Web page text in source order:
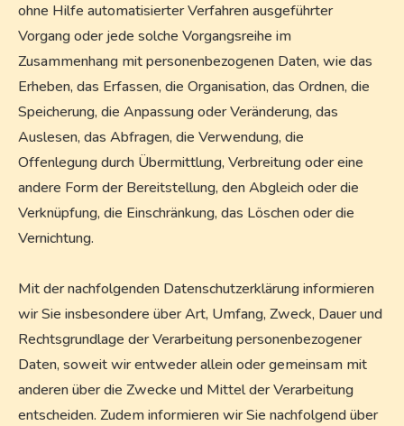
ohne Hilfe automatisierter Verfahren ausgeführter
Vorgang oder jede solche Vorgangsreihe im
Zusammenhang mit personenbezogenen Daten, wie das
Erheben, das Erfassen, die Organisation, das Ordnen, die
Speicherung, die Anpassung oder Veränderung, das
Auslesen, das Abfragen, die Verwendung, die
Offenlegung durch Übermittlung, Verbreitung oder eine
andere Form der Bereitstellung, den Abgleich oder die
Verknüpfung, die Einschränkung, das Löschen oder die
Vernichtung.
Mit der nachfolgenden Datenschutzerklärung informieren
wir Sie insbesondere über Art, Umfang, Zweck, Dauer und
Rechtsgrundlage der Verarbeitung personenbezogener
Daten, soweit wir entweder allein oder gemeinsam mit
anderen über die Zwecke und Mittel der Verarbeitung
entscheiden. Zudem informieren wir Sie nachfolgend über